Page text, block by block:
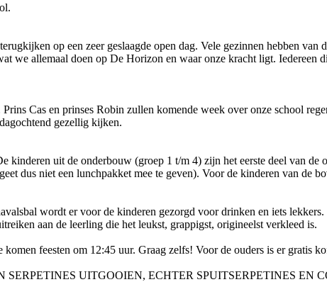
op een zeer geslaagde open dag. Vele gezinnen hebben
we allemaal doen op De Horizon en waar onze kracht ligt.
Cas en prinses Robin zullen komende week over onze school
gezellig kijken.
kinderen uit de onderbouw (groep 1 t/m 4) zijn het eerste deel van
dus niet een lunchpakket mee te geven). Voor de kinderen van
wordt er voor de kinderen gezorgd voor drinken en iets
aan de leerling die het leukst, grappigst, origineelst verkleed is.
feesten om 12:45 uur. Graag zelfs! Voor de ouders is er
UITGOOIEN, ECHTER SPUITSERPETINES EN